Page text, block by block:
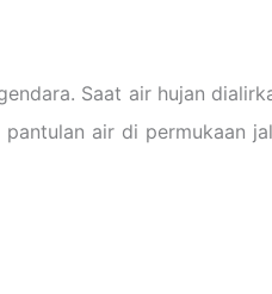
Saat air hujan
air di permukaan